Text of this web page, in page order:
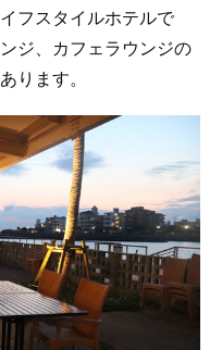
フスタイルホテルで
ジ、カフェラウンジの
ります。